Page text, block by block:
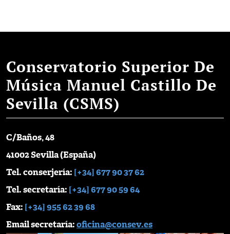
Conservatorio Superior De
Música Manuel Castillo De
Sevilla (CSMS)
C/Baños, 48
41002 Sevilla (España)
Tel. conserjería: [+34] 677 90 37 62
Tel. secretaría: [+34] 677 90 59 64
Fax: [+34] 955 62 39 68
Email secretaría:oficina@consev.es